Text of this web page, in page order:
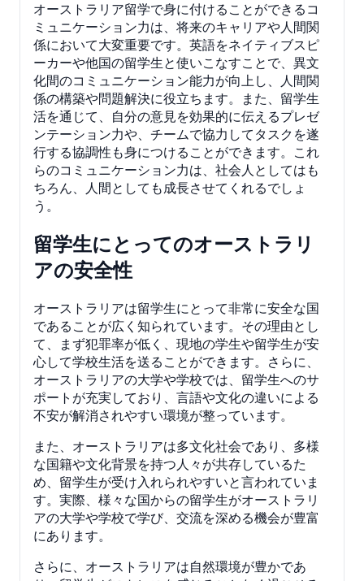
オーストラリア留学で身に付けることができるコ
ミュニケーション力は、将来のキャリアや人間関
係において大変重要です。英語をネイティブスピ
ーカーや他国の留学生と使いこなすことで、異文
化間のコミュニケーション能力が向上し、人間関
係の構築や問題解決に役立ちます。また、留学生
活を通じて、自分の意見を効果的に伝えるプレゼ
ンテーション力や、チームで協力してタスクを遂
行する協調性も身につけることができます。これ
らのコミュニケーション力は、社会人としてはも
ちろん、人間としても成長させてくれるでしょ
う。
留学生にとってのオーストラリ
アの安全性
オーストラリアは留学生にとって非常に安全な国
であることが広く知られています。その理由とし
て、まず犯罪率が低く、現地の学生や留学生が安
心して学校生活を送ることができます。さらに、
オーストラリアの大学や学校では、留学生へのサ
ポートが充実しており、言語や文化の違いによる
不安が解消されやすい環境が整っています。
また、オーストラリアは多文化社会であり、多様
な国籍や文化背景を持つ人々が共存しているた
め、留学生が受け入れられやすいと言われていま
す。実際、様々な国からの留学生がオーストラリ
アの大学や学校で学び、交流を深める機会が豊富
にあります。
さらに、オーストラリアは自然環境が豊かであ